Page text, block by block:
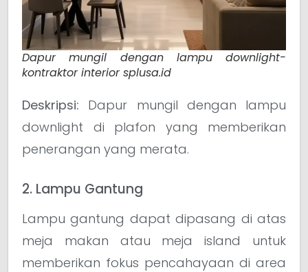
Dapur mungil dengan lampu downlight-
kontraktor interior splusa.id
Deskripsi: Dapur mungil dengan lampu
downlight di plafon yang memberikan
penerangan yang merata.
2. Lampu Gantung
Lampu gantung dapat dipasang di atas
meja makan atau meja island untuk
memberikan fokus pencahayaan di area